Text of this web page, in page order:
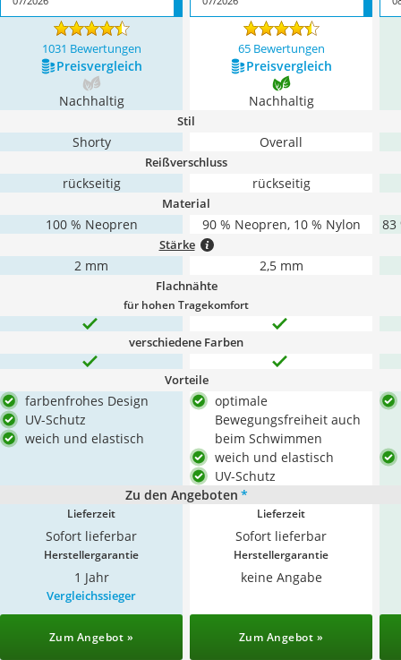
1031 Bewertungen 65 Bewertungen
Preis­vergleich Preis­vergleich
Nachhaltig Nachhaltig
Stil
Shorty Overall
Reißverschluss
rückseitig rückseitig
Material
100 % Neopren 90 % Neopren, 10 % Nylon ‎83
Stärke
2 mm 2,5 mm
Flachnähte
für hohen Tragekomfort
verschiedene Farben
Vorteile
farbenfrohes Design
UV-Schutz
weich und elastisch
optimale
Bewegungsfreiheit auch
beim Schwimmen
weich und elastisch
UV-Schutz
Zu den Angeboten *
Lieferzeit
Sofort lieferbar
Lieferzeit
Sofort lieferbar
Herstellergarantie
1 Jahr
Herstellergarantie
keine Angabe
Vergleichssieger
Zum Angebot » Zum Angebot »